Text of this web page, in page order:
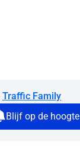
Traffic Family
Blijf op de hoogte